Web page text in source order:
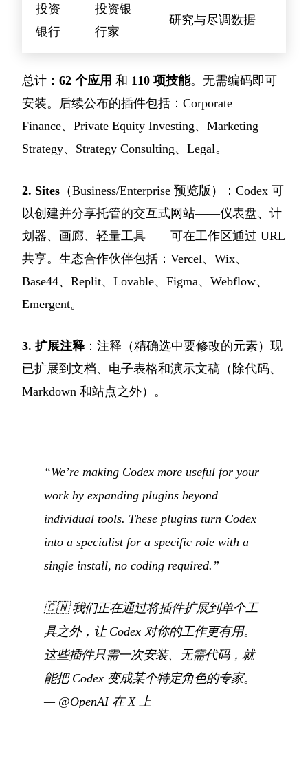
投资
银行
投资银
行家
研究与尽调数据
总计： 62 个应用 和 110 项技能。无需编码即可
安装。后续公布的插件包括：Corporate
Finance、Private Equity Investing、Marketing
Strategy、Strategy Consulting、Legal。
2. Sites （Business/Enterprise 预览版）：Codex 可
以创建并分享托管的交互式网站——仪表盘、计
划器、画廊、轻量工具——可在工作区通过 URL
共享。生态合作伙伴包括：Vercel、Wix、
Base44、Replit、Lovable、Figma、Webflow、
Emergent。
3. 扩展注释 ：注释（精确选中要修改的元素）现
已扩展到文档、电子表格和演示文稿（除代码、
Markdown 和站点之外）。
“We’re making Codex more useful for your
work by expanding plugins beyond
individual tools. These plugins turn Codex
into a specialist for a specific role with a
single install, no coding required.”
🇨🇳我们正在通过将插件扩展到单个工
具之外，让 Codex 对你的工作更有用。
这些插件只需一次安装、无需代码，就
能把 Codex 变成某个特定角色的专家。
— @OpenAI 在 X 上